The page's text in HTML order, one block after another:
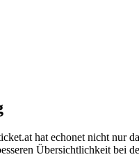
hat echonet nicht nur
Übersichtlichkeit